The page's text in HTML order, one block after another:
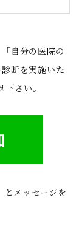
自分の医院の
断を実施いた
さい。
とメッセージを